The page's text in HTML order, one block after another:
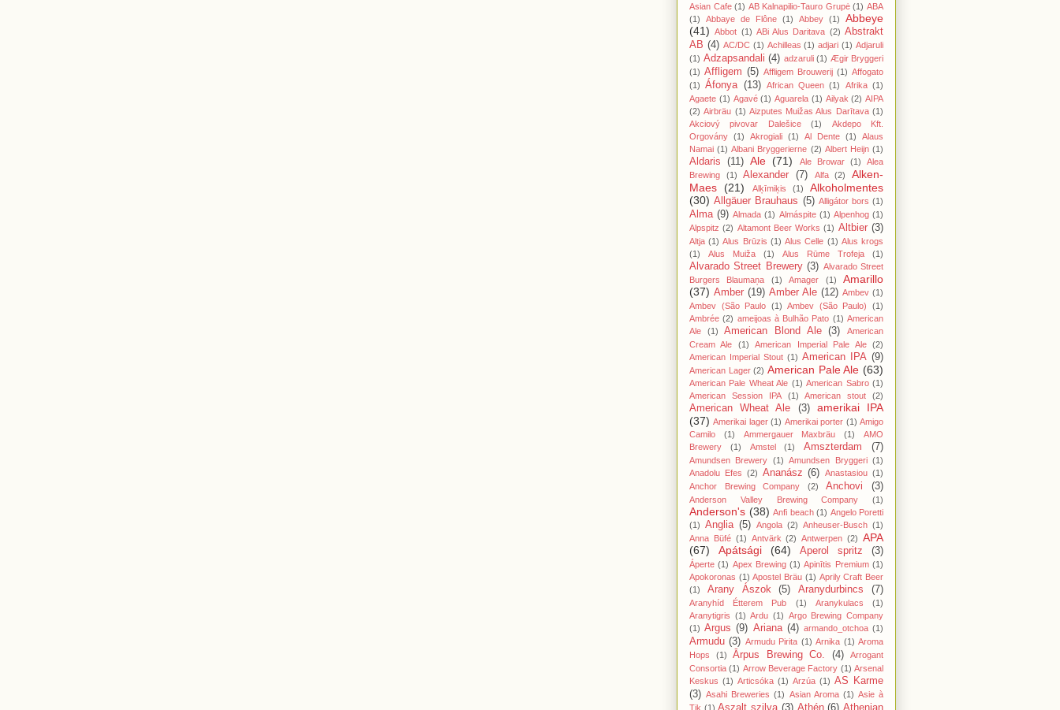
Asian Cafe (1) AB Kalnapilio-Tauro Grupė (1) ABA
(1)
Abbaye de Flône (1) Abbey (1)
Abbeye
(41)
Abbot (1) ABi Alus Daritava (2) Abstrakt
AB (4) AC/DC (1) Achilleas (1) adjari (1) Adjaruli
(1) Adzapsandali (4) adzaruli (1) Ægir Bryggeri
(1) Affligem (5) Affligem Brouwerij (1) Affogato
(1)
Áfonya (13) African Queen (1) Afrika (1)
Agaete (1) Agavé (1) Aguarela (1) Ailyak (2) AIPA
(2) Airbräu (1) Aizputes Muižas Alus Darītava (1)
Akciový pivovar Dalešice
(1)
Akdepo Kft.
Orgovány (1) Akrogiali (1) Al Dente (1)
Alaus
Namai (1) Albani Bryggerierne (2) Albert Heijn (1)
Aldaris (11) Ale (71) Ale Browar (1)
Alea
Brewing
(1) Alexander (7) Alfa (2)
Alken-
Maes
(21) Alķīmiķis (1)
Alkoholmentes
(30) Allgäuer Brauhaus (5) Alligátor bors (1)
Alma (9) Almada (1) Almáspite (1) Alpenhog (1)
Alpspitz (2) Altamont Beer Works (1) Altbier (3)
Altja (1) Alus Brūzis (1) Alus Celle (1) Alus krogs
(1)
Alus Muiža (1) Alus Rūme Trofeja (1)
Alvarado Street Brewery (3) Alvarado Street
Burgers Blaumaņa
(1) Amager (1)
Amarillo
(37) Amber (19) Amber Ale (12) Ambev (1)
Ambev (São Paulo (1) Ambev (São Paulo)
(1)
Ambrée (2) ameijoas à Bulhão Pato (1) American
Ale
(1) American Blond Ale (3)
American
Cream Ale
(1) American Imperial Pale Ale
(2)
American Imperial Stout (1) American IPA (9)
American Lager (2) American Pale Ale (63)
American Pale Wheat Ale (1) American Sabro (1)
American Session IPA
(1) American stout (2)
American Wheat Ale (3)
amerikai IPA
(37) Amerikai lager (1) Amerikai porter (1) Amigo
Camilo
(1) Ammergauer Maxbräu (1)
AMO
Brewery
(1) Amstel (1) Amszterdam (7)
Amundsen Brewery (1) Amundsen Bryggeri (1)
Anadolu Efes (2) Ananász (6) Anastasiou (1)
Anchor Brewing Company
(2) Anchovi (3)
Anderson Valley Brewing Company (1)
Anderson's (38) Anfi beach (1) Angelo Poretti
(1) Anglia (5) Angola (2) Anheuser-Busch (1)
Anna Büfé (1) Antvärk (2) Antwerpen (2) APA
(67)
Apátsági (64) Aperol spritz (3)
Áperte (1) Apex Brewing (1) Apinītis Premium (1)
Apokoronas (1) Apostel Bräu (1) Aprily Craft Beer
(1)
Arany Ászok (5) Aranydurbincs (7)
Aranyhíd Étterem Pub (1) Aranykulacs
(1)
Aranytigris (1) Ardu (1) Argo Brewing Company
(1) Argus (9) Ariana (4) armando_otchoa (1)
Armudu (3) Armudu Pirita (1) Arnika (1) Aroma
Hops
(1) Ārpus Brewing Co. (4)
Arrogant
Consortia (1) Arrow Beverage Factory (1) Arsenal
Keskus (1) Articsóka (1) Arzúa (1) AS Karme
(3) Asahi Breweries (1) Asian Aroma (1) Asie à
Tik (1) Aszalt szilva (3) Athén (6) Athenian